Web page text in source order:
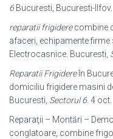
6Bucuresti, Bucuresti-Ilfov.
reparatii frigiderecombine
afaceri, echipamente firme
Electrocasnice. Bucuresti,
Reparatii Frigidereîn
domiciliu frigidere masini
Bucuresti, Sectorul 6. 4 oct.
Reparaţii – Montări –
conglatoare, combine